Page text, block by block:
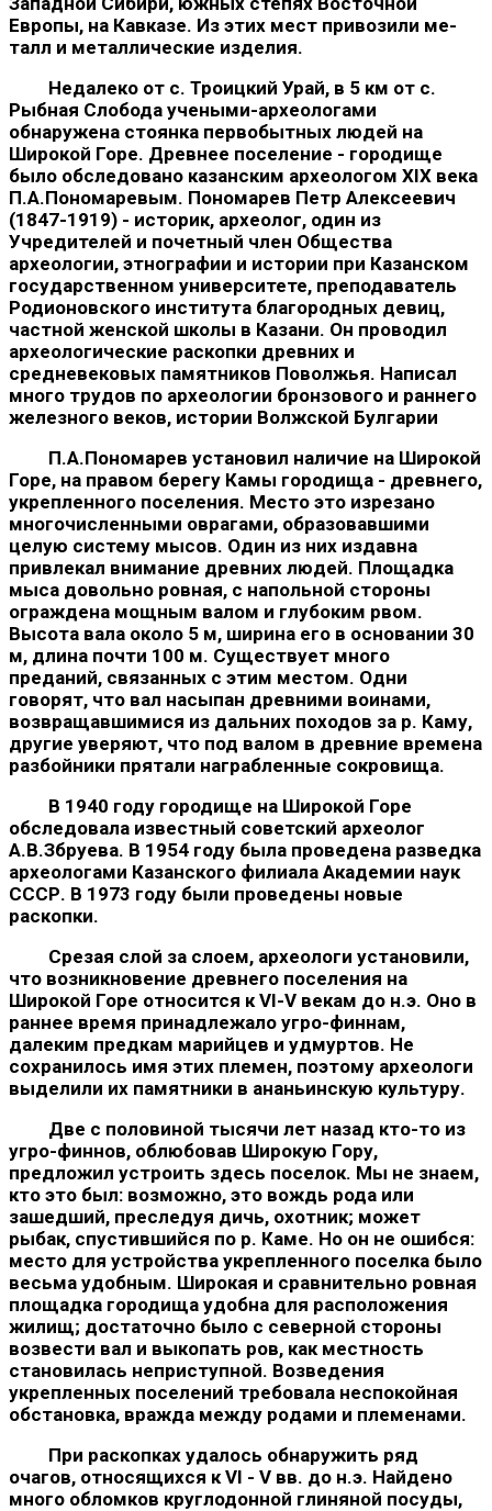
Европы, на Кавказе. Из этих мест привозили ме­
талл и металлические изделия.
Недалеко от с. Троицкий Урай, в 5 км от с.
Рыбная Слобода учеными-археологами
обнаружена стоянка первобытных людей на
Широкой Горе. Древнее поселение - городище
было обследовано казанским археологом XIX века
П.А.Пономаревым. Пономарев Петр Алексеевич
(1847-1919) - историк, археолог, один из
Учредителей и почетный член Общества
археологии, эт­нографии и истории при Казанском
государственном универси­тете, преподаватель
Родионовского института благородных де­виц,
частной женской школы в Казани. Он проводил
археоло­гические раскопки древних и
средневековых памятников Повол­жья. Написал
много трудов по археологии бронзового и раннего
железного веков, истории Волжской Булгарии
П.А.Пономарев установил наличие на Широкой
Горе, на правом берегу Камы городища - древнего,
укрепленного поселе­ния. Место это изрезано
многочисленными оврагами, образовав­шими
целую систему мысов. Один из них издавна
привлекал внимание древних людей. Площадка
мыса довольно ровная, с на­польной стороны
ограждена мощным валом и глубоким рвом.
Высота вала около 5 м, ширина его в основании 30
м, длина почти 100 м. Существует много
преданий, связанных с этим ме­стом. Одни
говорят, что вал насыпан древними воинами,
возвра­щавшимися из дальних походов за р. Каму,
другие уверяют, что под валом в древние времена
разбойники прятали награбленные сокровища.
В 1940 году городище на Широкой Горе
обследовала извест­ный советский археолог
А.В.Збруева. В 1954 году была проведена разведка
археологами Казанского филиала Академии наук
СССР. В 1973 году были проведены новые
раскопки.
Срезая слой за слоем, археологи установили,
что возникнове­ние древнего поселения на
Широкой Горе относится к VI-V векам до н.э. Оно в
раннее время принадлежало угро-фин­нам,
далеким предкам марийцев и удмуртов. Не
сохранилось имя этих племен, поэтому археологи
выделили их памятники в ананьин­скую культуру.
Две с половиной тысячи лет назад кто-то из
угро-финнов, облюбовав Широкую Гору,
предложил устроить здесь поселок. Мы не знаем,
кто это был: возможно, это вождь рода или
зашед­ший, преследуя дичь, охотник; может
рыбак, спустившийся по р. Каме. Но он не ошибся:
место для устройства укрепленного по­селка было
весьма удобным. Широкая и сравнительно ровная
площадка городища удобна для расположения
жилищ; доста­точно было с северной стороны
возвести вал и выкопать ров, как местность
становилась неприступной. Возведения
укрепленных поселений требовала неспокойная
обстановка, вражда между ро­дами и племенами.
При раскопках удалось обнаружить ряд
очагов, относя­щихся к VI - V вв. до н.э. Найдено
много обломков круглодон­ной глиняной посуды,